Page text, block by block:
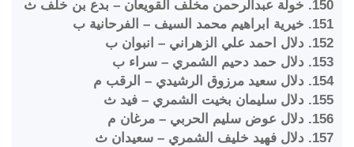
150. خولة عبدالرحمن مخلف القويعان – بدع بن خلف ث
151. خيرية ابراهيم محمد السيف – الفرحانية ب
152. دلال احمد علي الزهراني – انبوان ب
153. دلال حمد دحيم الشمري – سراء ب
154. دلال سعيد مرزوق الرشيدي – الرقب م
155. دلال سليمان بخيت الشمري – فيد ث
156. دلال عوض سليم الحربي – مرغان م
157. دلال فهيد خليف الشمري – سعيدان ث